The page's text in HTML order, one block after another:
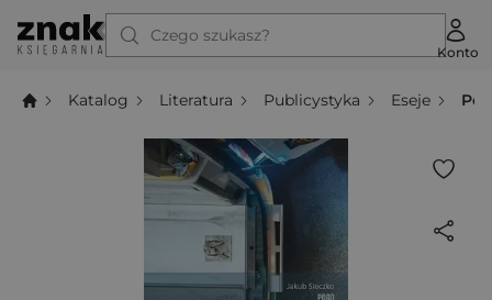
Czego szukasz?
Konto
Katalog Literatura Publicystyka Eseje